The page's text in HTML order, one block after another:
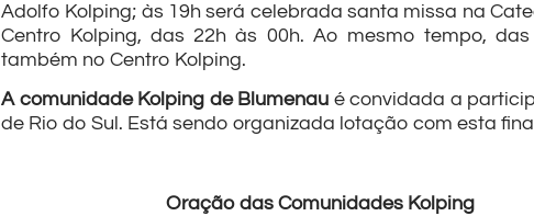
Adolfo Kolping; às 19h será celebrada santa missa na
Centro Kolping, das 22h às 00h. Ao mesmo tempo,
também no Centro Kolping.
A comunidade Kolping de Blumenau é convidada a
de Rio do Sul. Está sendo organizada lotação com esta
Oração das Comunidades Kolping